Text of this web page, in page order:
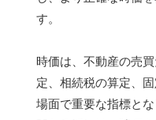
す。
時価は、不動産の売
定、相続税の算定、
場面で重要な指標とな